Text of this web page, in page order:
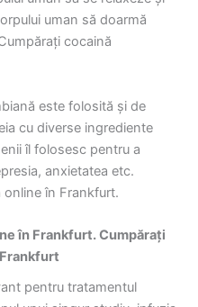
uman să doarmă
cocaină
este folosită și de
cu diverse ingrediente
îl folosesc pentru a
anxietatea etc.
în Frankfurt.
în Frankfurt. Cumpărați
pentru tratamentul